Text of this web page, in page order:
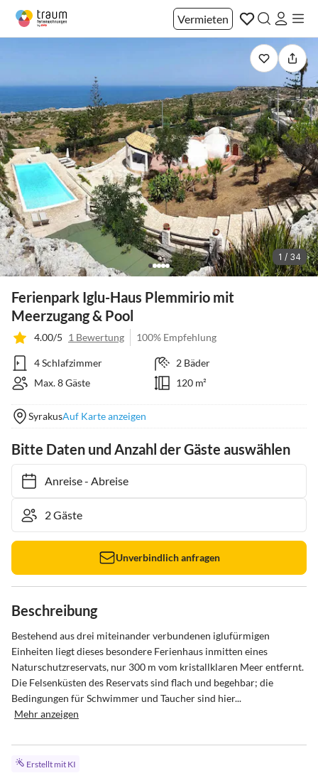
Vermieten
1 / 34
Ferienpark Iglu-Haus Plemmirio mit
Meerzugang & Pool
4.00/5 1 Bewertung 100% Empfehlung
4 Schlafzimmer
2 Bäder
Max. 8 Gäste
120 m²
SyrakusAuf Karte anzeigen
Bitte Daten und Anzahl der Gäste auswählen
Anreise- Abreise
Unverbindlich anfragen
Beschreibung
Bestehend aus drei miteinander verbundenen iglufürmigen
Einheiten liegt dieses besondere Ferienhaus inmitten eines
Naturschutzreservats, nur 300 m vom kristallklaren Meer entfernt.
Die Felsenküsten des Reservats sind flach und begehbar; die
Bedingungen für Schwimmer und Taucher sind hier...
Mehr anzeigen
Erstellt mit KI